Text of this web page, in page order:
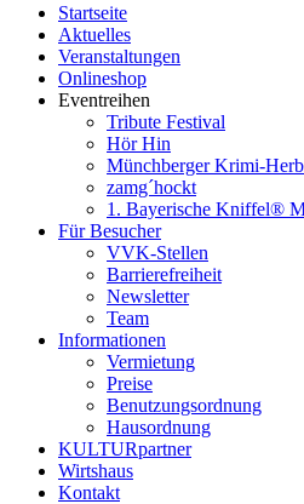
Startseite
Aktuelles
Veranstaltungen
Onlineshop
Eventreihen
Tribute Festival
Hör Hin
Münchberger Krimi-
zamg´hockt
1. Bayerische Kniffel®
Für Besucher
VVK-Stellen
Barrierefreiheit
Newsletter
Team
Informationen
Vermietung
Preise
Benutzungsordnung
Hausordnung
KULTURpartner
Wirtshaus
Kontakt